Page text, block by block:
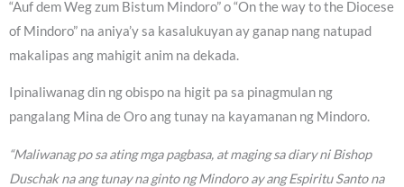
“Auf dem Weg zum Bistum Mindoro” o “On the way to the Diocese
of Mindoro” na aniya’y sa kasalukuyan ay ganap nang natupad
makalipas ang mahigit anim na dekada.
Ipinaliwanag din ng obispo na higit pa sa pinagmulan ng
pangalang Mina de Oro ang tunay na kayamanan ng Mindoro.
“Maliwanag po sa ating mga pagbasa, at maging sa diary ni Bishop
Duschak na ang tunay na ginto ng Mindoro ay ang Espiritu Santo na